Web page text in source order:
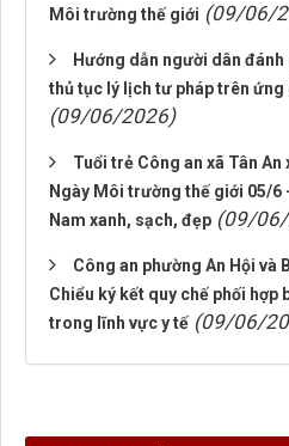
Môi trường thế giới (09/06/
Hướng dẫn người dân
thủ tục lý lịch tư pháp trên ứng
(09/06/2026)
Tuổi trẻ Công an xã Tân
Ngày Môi trường thế giới 05/6
Nam xanh, sạch, đẹp (09/
Công an phường An Hội và
Chiểu ký kết quy chế phối hợp
trong lĩnh vực y tế (09/06/